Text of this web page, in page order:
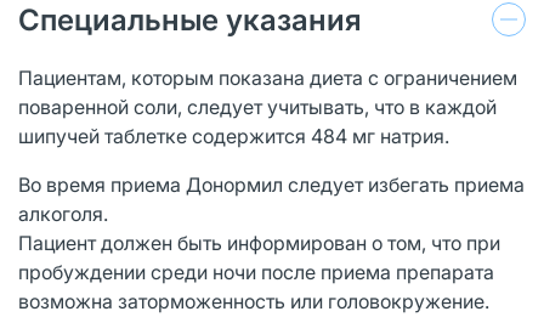
Специальные указания
Пациентам, которым показана диета с ограничением
поваренной соли, следует учитывать, что в каждой
шипучей таблетке содержится 484 мг натрия.
Во время приема Донормил следует избегать приема
алкоголя.
Пациент должен быть информирован о том, что при
пробуждении среди ночи после приема препарата
возможна заторможенность или головокружение.